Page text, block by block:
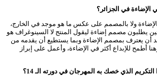
الإضاءة في الجزائر؟
ولا بالمصمم على عكس ما هو موجد في الخارج،
يطلبون مصمم إضاءة ليقول المنتج لا السينوغراف هو
أن يعترف بمصمم الإضاءة وبما يستطيع أن يقدمه من
أطمح للإبداع أكثر في الإضاءة، وأعمل على إبراز
الذي خصك به المهرجان في دورته الـ 14؟